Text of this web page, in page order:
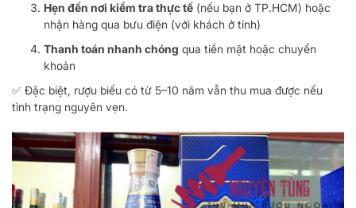
Hẹn đến nơi kiểm tra thực tế (nếu bạn ở TP.HCM) hoặc
nhận hàng qua bưu điện (với khách ở tỉnh)
Thanh toán nhanh chóng qua tiền mặt hoặc chuyển
khoản
✅ Đặc biệt, rượu biếu có từ 5–10 năm vẫn thu mua được nếu
tình trạng nguyên vẹn.